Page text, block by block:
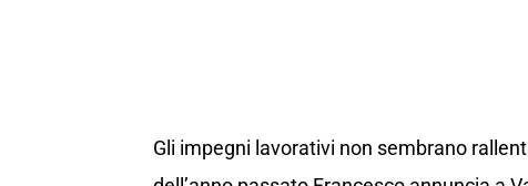
Gli impegni lavorativi non sembrano